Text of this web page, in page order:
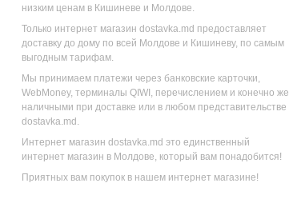
низким ценам в Кишиневе и Молдове.
Только интернет магазин dostavka.md предоставляет
доставку до дому по всей Молдове и Кишиневу, по самым
выгодным тарифам.
Мы принимаем платежи через банковские карточки,
WebMoney, терминалы QIWI, перечислением и конечно же
наличными при доставке или в любом представительстве
dostavka.md.
Интернет магазин dostavka.md это единственный
интернет магазин в Молдове, который вам понадобится!
Приятных вам покупок в нашем интернет магазине!